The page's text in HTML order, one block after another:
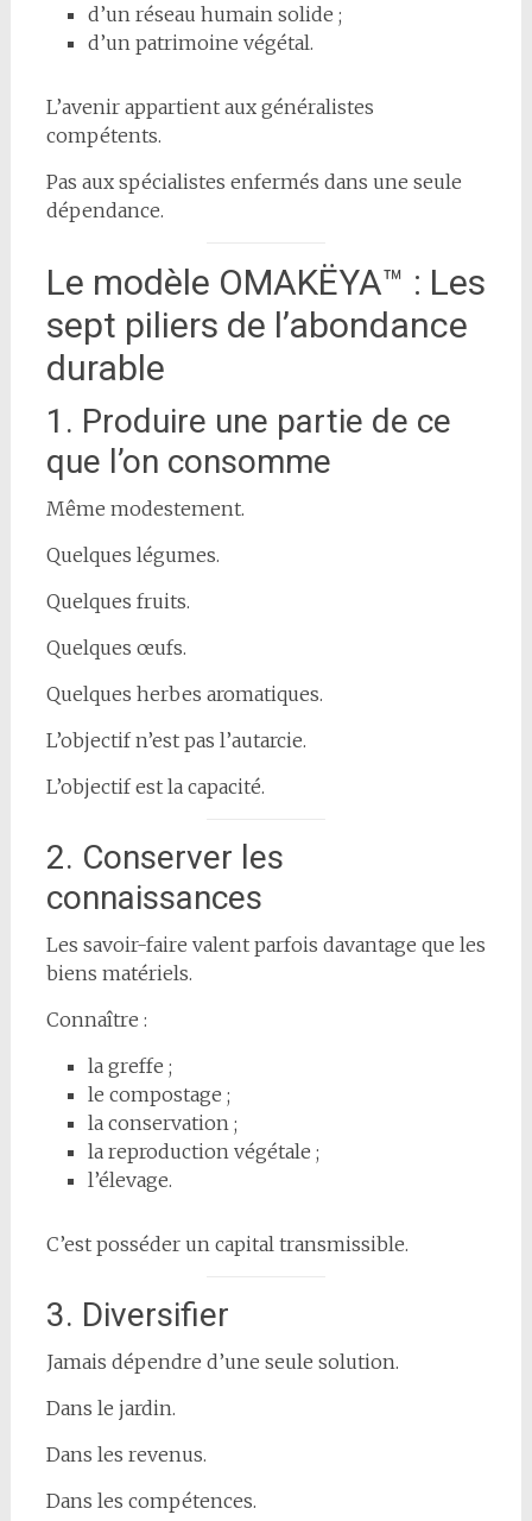
d’un réseau humain solide ;
d’un patrimoine végétal.
L’avenir appartient aux généralistes
compétents.
Pas aux spécialistes enfermés dans une seule
dépendance.
Le modèle OMAKËYA™ : Les
sept piliers de l’abondance
durable
1. Produire une partie de ce
que l’on consomme
Même modestement.
Quelques légumes.
Quelques fruits.
Quelques œufs.
Quelques herbes aromatiques.
L’objectif n’est pas l’autarcie.
L’objectif est la capacité.
2. Conserver les
connaissances
Les savoir-faire valent parfois davantage que les
biens matériels.
Connaître :
la greffe ;
le compostage ;
la conservation ;
la reproduction végétale ;
l’élevage.
C’est posséder un capital transmissible.
3. Diversifier
Jamais dépendre d’une seule solution.
Dans le jardin.
Dans les revenus.
Dans les compétences.